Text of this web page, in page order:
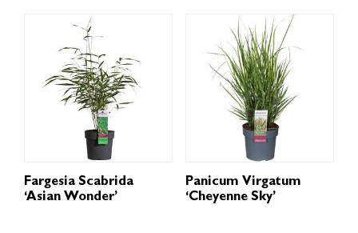
Fargesia Scabrida
‘Asian Wonder’
Panicum Virgatum
‘Cheyenne Sky’